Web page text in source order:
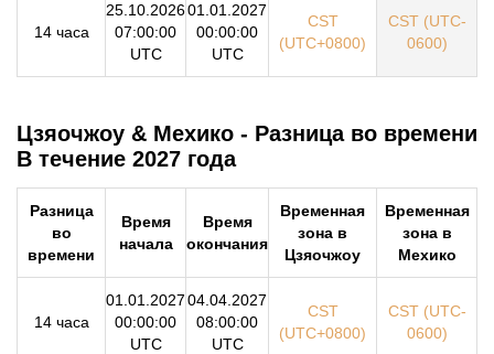
14 часа
25.10.2026
07:00:00
UTC
01.01.2027
00:00:00
UTC
CST
(UTC+0800)
CST (UTC-
0600)
Цзяочжоу & Мехико - Разница во времени
В течение 2027 года
Разница
во
времени
Время
начала
Время
окончания
Временная
зона в
Цзяочжоу
Временная
зона в
Мехико
14 часа
01.01.2027
00:00:00
UTC
04.04.2027
08:00:00
UTC
CST
(UTC+0800)
CST (UTC-
0600)